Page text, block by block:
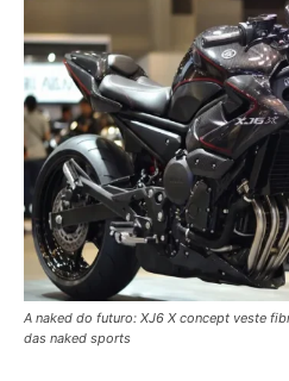
A naked do futuro: XJ6 X concept veste
das naked sports